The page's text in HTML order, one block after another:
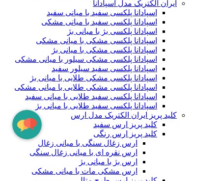
ایران الکتریک مدل اسپادانا
اسپادانا پلکسی سفید با میانی سفید
اسپادانا پلکسی سفید با میانی مشکی
اسپادانا پلکسی بژ با میانی بژ
اسپادانا پلکسی مشکی با میانی مشکی
اسپادانا پلکسی مشکی با میانی بژ
اسپادانا پلکسی مشکی سیلور با میانی مشکی
اسپادانا پلکسی سفید سیلور سفید
اسپادانا پلکسی مشکی طلایی با میانی بژ
اسپادانا پلکسی مشکی طلایی با میانی مشکی
اسپادانا پلکسی سفید طلایی با میانی سفید
اسپادانا پلکسی سفید طلایی با میانی بژ
کلید پریز ایران الکتریک مدل ارس
کلید پریز ارس سفید
کلید پریز ارس رنگی
ارس زغال سنگی با میانی زغال
ارس نقره ای با میانی زغال سنگی
ارس بژ با میانی بژ
ارس مشکی مات با میانی مشکی